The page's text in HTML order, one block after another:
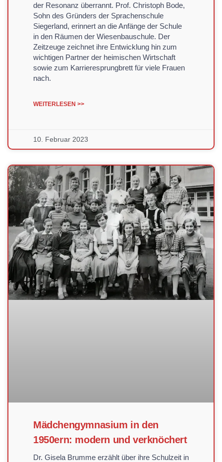
der Resonanz überrannt. Prof. Christoph Bode,
Sohn des Gründers der Sprachenschule
Siegerland, erinnert an die Anfänge der Schule
in den Räumen der Wiesenbauschule. Der
Zeitzeuge zeichnet ihre Entwicklung hin zum
wichtigen Partner der heimischen Wirtschaft
sowie zum Karrieresprungbrett für viele Frauen
nach.
WEITERLESEN >>
10. Februar 2023
Mädchengymnasium in den
1950ern: modern und verknöchert
Dr. Gisela Brumme erzählt über ihre Schulzeit in